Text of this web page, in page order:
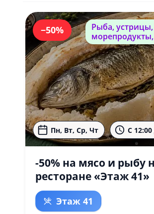
−50%
Рыба, устрицы,
Пн, Вт, Ср, Чт С
-50% на мясо и рыбу
ресторане «Этаж 41»
Этаж 41